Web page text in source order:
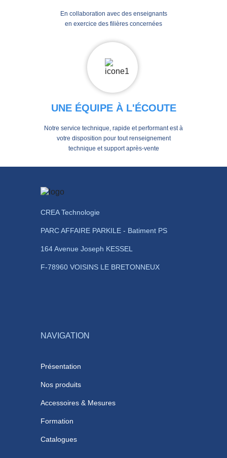
En collaboration avec des enseignants
en exercice des filières concernées
UNE ÉQUIPE À L'ÉCOUTE
Notre service technique, rapide et performant est à
votre disposition pour tout renseignement
technique et support après-vente
CREA Technologie
PARC AFFAIRE PARKILE - Batiment PS
164 Avenue Joseph KESSEL
F-78960 VOISINS LE BRETONNEUX
NAVIGATION
Présentation
Nos produits
Accessoires & Mesures
Formation
Catalogues